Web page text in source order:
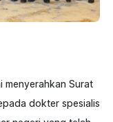
menyerahkan Surat
dokter spesialis